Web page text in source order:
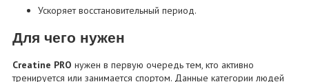
Ускоряет восстановительный период.
Для чего нужен
Creatine PRO нужен в первую очередь тем, кто активно
тренируется или занимается спортом. Данные категории людей